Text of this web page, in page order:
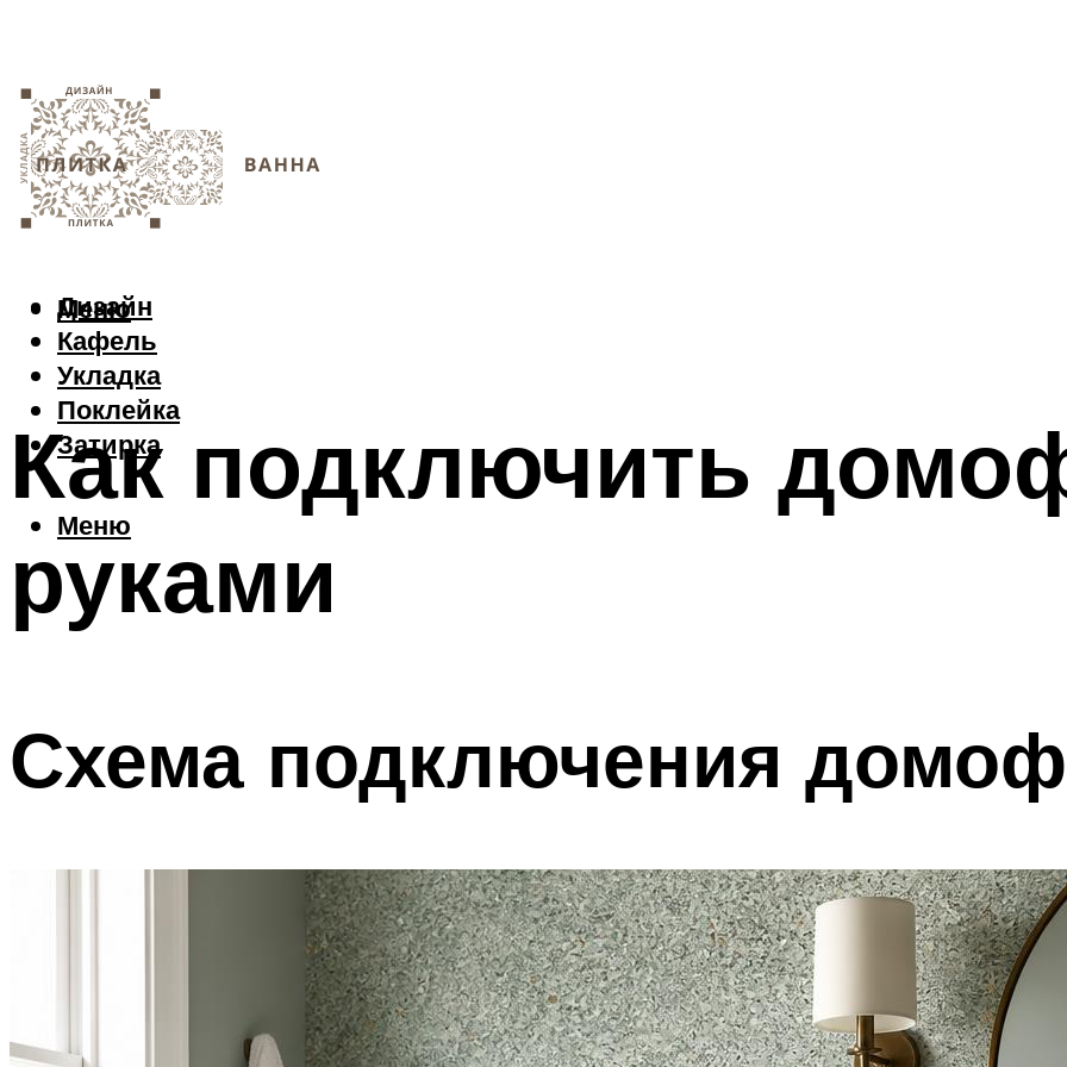
Дизайн
Кафель
Укладка
Поклейка
Затирка
Меню
Меню
Как подключить
руками
Схема подключения